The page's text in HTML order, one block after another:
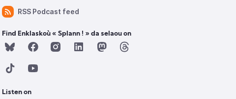
RSS Podcast feed
Find Enklaskoù « Splann ! » da selaou on
Listen on